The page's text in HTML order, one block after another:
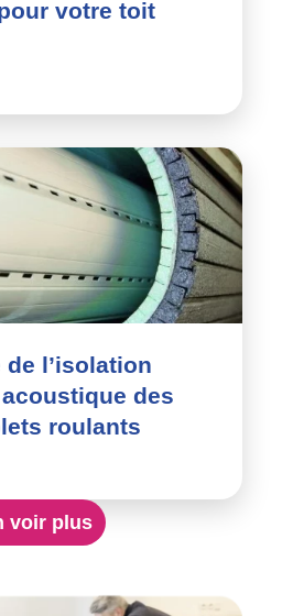
votre toit
de l’isolation
des
roulants
voir plus